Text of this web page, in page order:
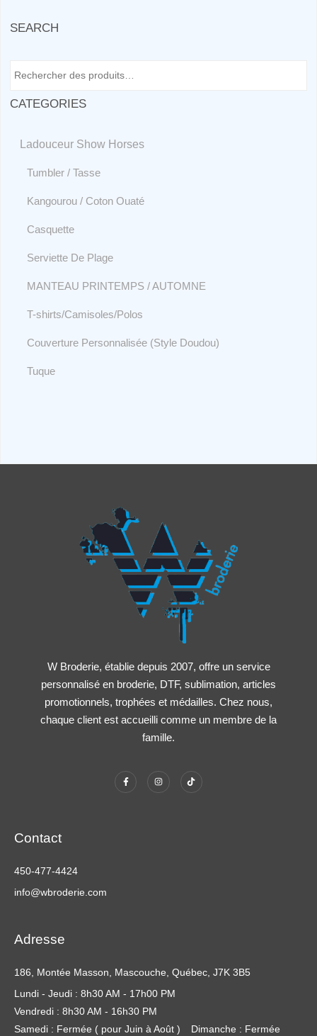
SEARCH
CATEGORIES
Ladouceur Show Horses
Tumbler / Tasse
Kangourou / Coton Ouaté
Casquette
Serviette De Plage
MANTEAU PRINTEMPS / AUTOMNE
T-shirts/Camisoles/Polos
Couverture Personnalisée (Style Doudou)
Tuque
W Broderie, établie depuis 2007, offre un service
personnalisé en broderie, DTF, sublimation, articles
promotionnels, trophées et médailles. Chez nous,
chaque client est accueilli comme un membre de la
famille.
Contact
450-477-4424
info@wbroderie.com
Adresse
186, Montée Masson, Mascouche, Québec, J7K 3B5
Lundi - Jeudi : 8h30 AM - 17h00 PM
Vendredi : 8h30 AM - 16h30 PM
Samedi : Fermée ( pour Juin à Août )
Dimanche : Fermée